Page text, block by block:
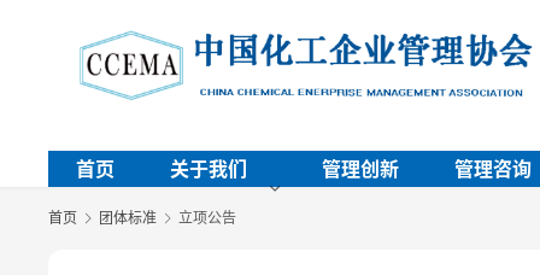
首页 关于我们 管理创新 管理咨询
首页 团体标准 立项公告